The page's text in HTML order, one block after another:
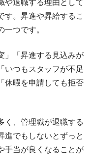
や退職する理由として
す。昇進や昇給するこ
つです。
」「昇進する見込みが
いつもスタッフが不足
休暇を申請しても拒否
く、管理職が退職する
進でもしないとずっと
手当が良くなることが